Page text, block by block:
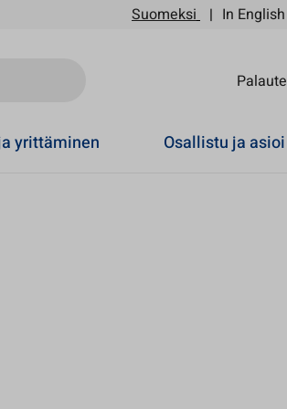
Suomeksi In English
Palaute
yrittäminen Osallistu ja asioi